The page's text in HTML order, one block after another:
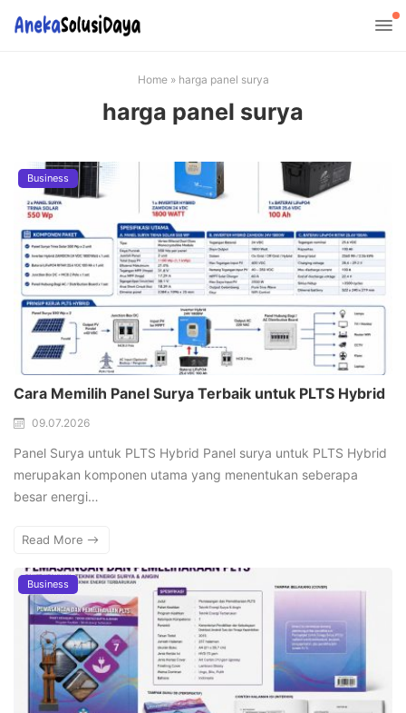
Home» harga panel surya
harga panel surya
Business
Cara Memilih Panel Surya Terbaik untuk PLTS Hybrid
09.07.2026
Panel Surya untuk PLTS Hybrid Panel surya untuk PLTS Hybrid
merupakan komponen utama yang menentukan seberapa
besar energi…
Read More
Business